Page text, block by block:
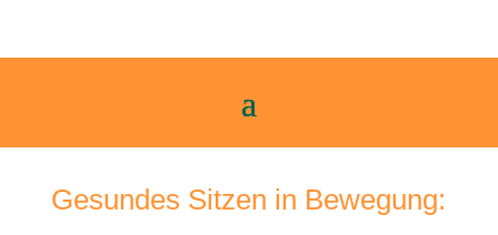
Gesundes Sitzen in Bewegung: